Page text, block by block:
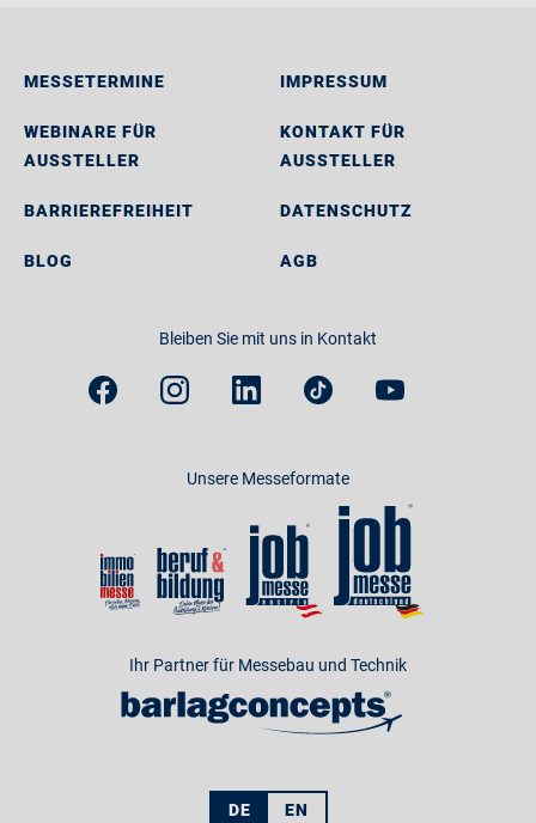
MESSETERMINE
WEBINARE FÜR
AUSSTELLER
BARRIEREFREIHEIT
BLOG
IMPRESSUM
KONTAKT FÜR
AUSSTELLER
DATENSCHUTZ
AGB
Bleiben Sie mit uns in Kontakt
Unsere Messeformate
Ihr Partner für Messebau und Technik
DE EN